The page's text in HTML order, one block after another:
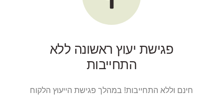
פגישת יעוץ ראשונה ללא
התחייבות
חינם וללא התחייבות! במהלך פגישת הייעוץ הלקוח